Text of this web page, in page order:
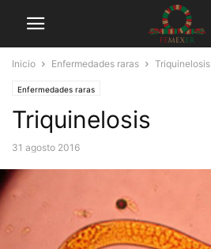
Inicio Enfermedades raras Triquinelosis
Enfermedades raras
Triquinelosis
31 agosto 2016